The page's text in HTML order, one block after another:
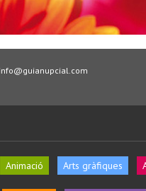
Animació Arts gràfiques